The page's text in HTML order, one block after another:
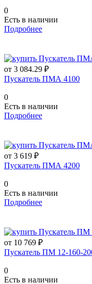
0
Есть в наличии
Подробнее
от 3 084.29 ₽
Пускатель ПМА 4100
0
Есть в наличии
Подробнее
от 3 619 ₽
Пускатель ПМА 4200
0
Есть в наличии
Подробнее
от 10 769 ₽
Пускатель ПМ 12-160-
0
Есть в наличии